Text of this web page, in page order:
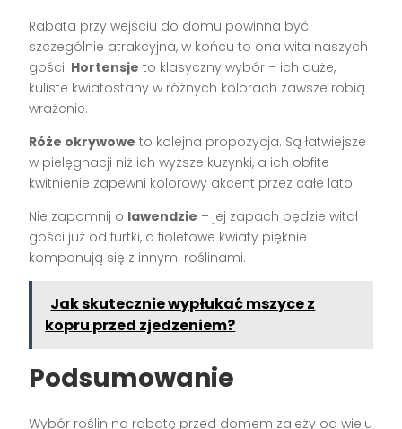
Rabata przy wejściu do domu powinna być
szczególnie atrakcyjna, w końcu to ona wita naszych
gości. Hortensje to klasyczny wybór – ich duże,
kuliste kwiatostany w różnych kolorach zawsze robią
wrażenie.
Róże okrywowe to kolejna propozycja. Są łatwiejsze
w pielęgnacji niż ich wyższe kuzynki, a ich obfite
kwitnienie zapewni kolorowy akcent przez całe lato.
Nie zapomnij o lawendzie – jej zapach będzie witał
gości już od furtki, a fioletowe kwiaty pięknie
komponują się z innymi roślinami.
Jak skutecznie wypłukać mszyce z
kopru przed zjedzeniem?
Podsumowanie
Wybór roślin na rabatę przed domem zależy od wielu